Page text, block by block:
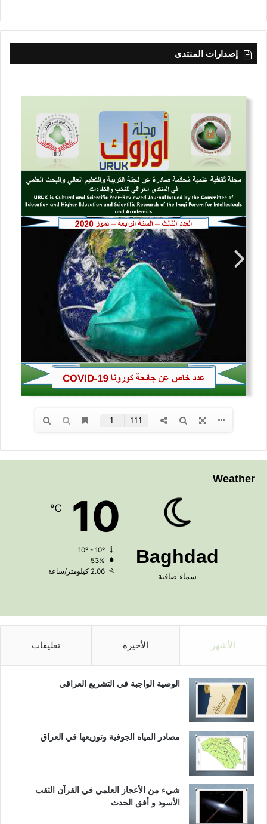
إصدارات المنتدى
Weather
Baghdad
سماء صافية
10
℃
53%
2.06 كيلومتر/ساعة
الأشهر الأخيرة تعليقات
الوصية الواجبة في التشريع العراقي
مصادر المياه الجوفية وتوزيعها في العراق
شيء من الأعجاز العلمي في القرآن الثقب
الأسود و أفق الحدث